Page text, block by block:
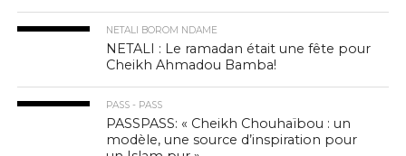
NETALI BOROM NDAME
NETALI : Le ramadan était une fête pour
Cheikh Ahmadou Bamba!
PASS - PASS
PASSPASS: « Cheikh Chouhaïbou : un
modèle, une source d’inspiration pour